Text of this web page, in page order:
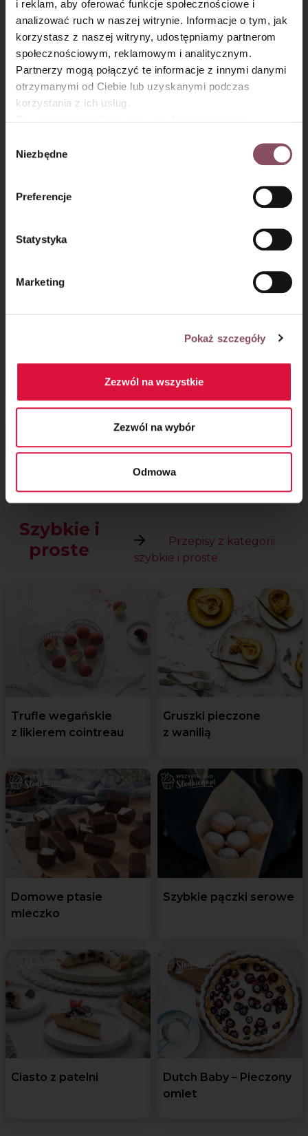
i reklam, aby oferować funkcje społecznościowe i
analizować ruch w naszej witrynie. Informacje o tym, jak
korzystasz z naszej witryny, udostępniamy partnerom
społecznościowym, reklamowym i analitycznym.
Partnerzy mogą połączyć te informacje z innymi danymi
otrzymanymi od Ciebie lub uzyskanymi podczas
korzystania z ich usług.
Gdańsk (80-339) adres: Dickmana 14/15 więcej
informacji o przetwarzaniu danych osobowych oraz
Polityce
prywatności.
zgody
Niezbędne
Preferencje
Statystyka
Marketing
Pokaż szczegóły
Zezwól na wszystkie
Zezwól na wybór
Odmowa
Krok 5
Podawaj przyozdobionymi świeżymi truskawkami.
na desery
Szybkie i
proste
Przepisy z kategorii
szybkie i proste
Trufle wegańskie
z likierem cointreau
Gruszki pieczone
z wanilią
Domowe ptasie
mleczko
Szybkie pączki serowe
Ciasto z patelni
Dutch Baby – Pieczony
omlet
×